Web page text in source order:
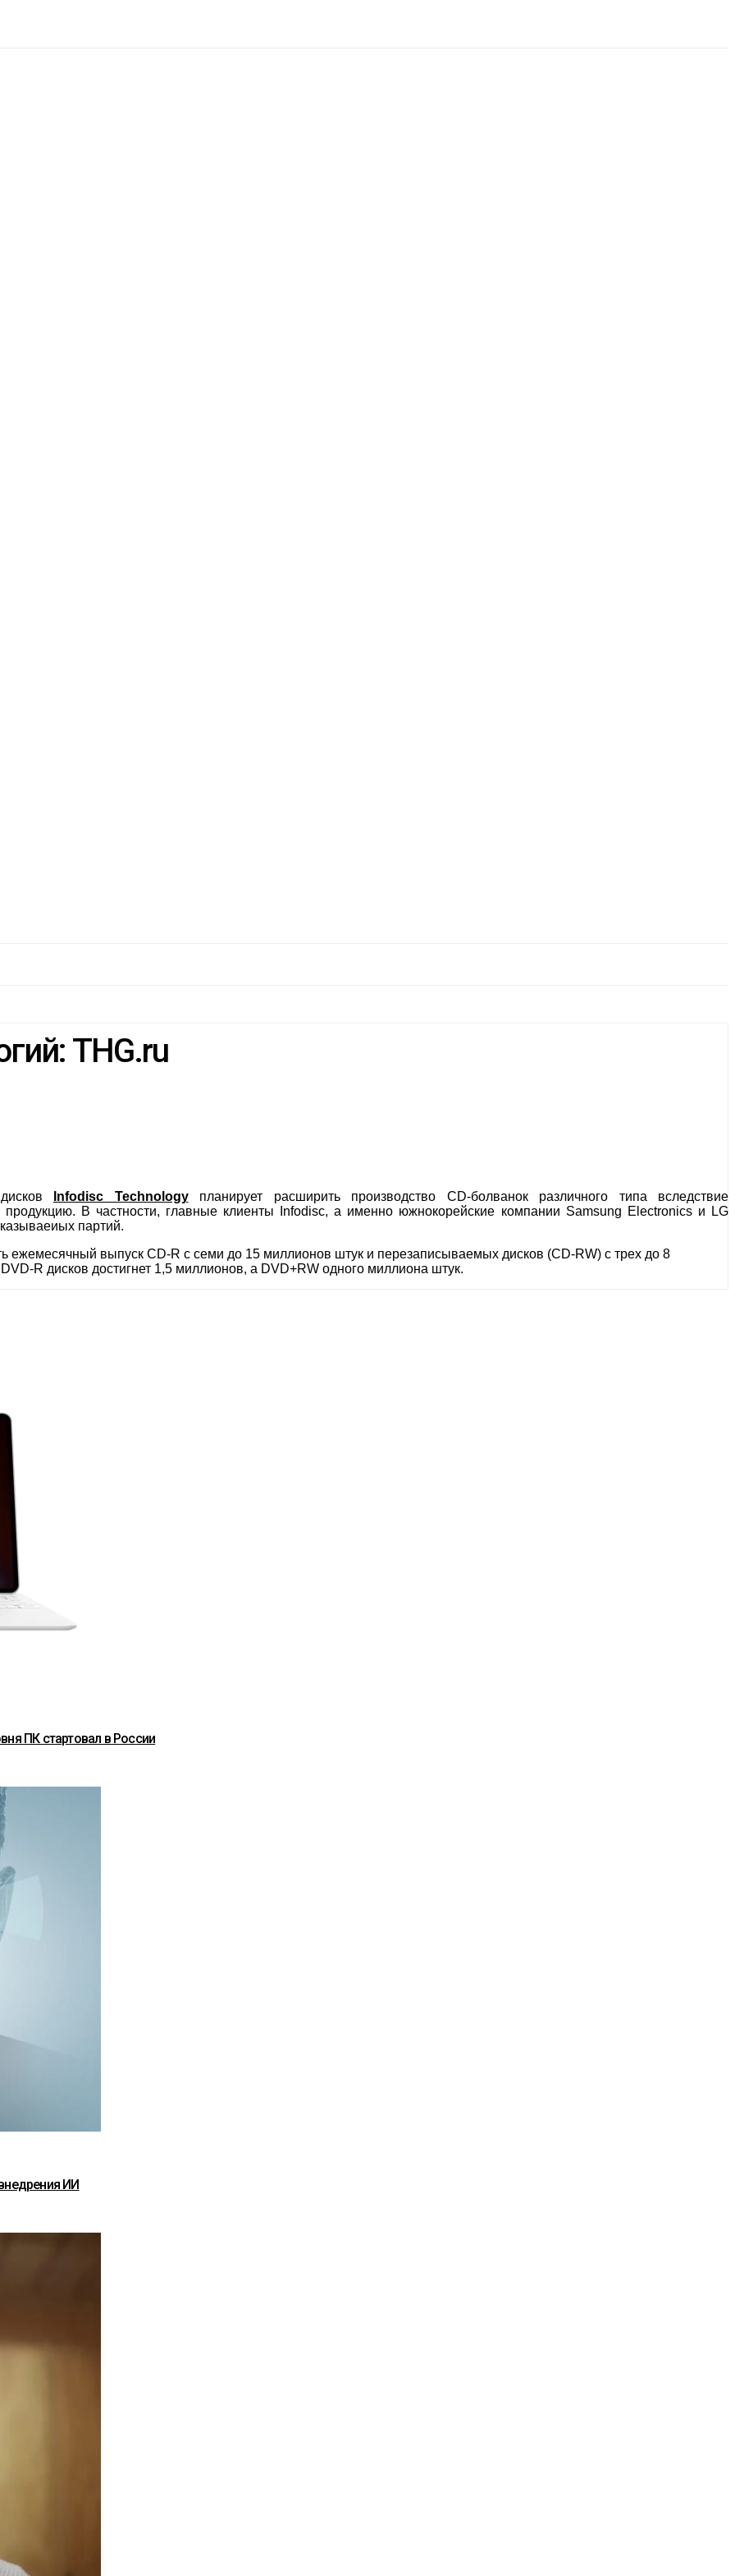
THG.ru
Infodisc Technologyпланирует расширить производство CD-болванок различного типа вследствие
В частности, главные клиенты Infodisc, а именно южнокорейские компании Samsung Electronics и LG
партий.
ежемесячный выпуск CD-R с семи до 15 миллионов штук и перезаписываемых дисков (CD-RW) с трех до 8
R дисков достигнет 1,5 миллионов, а DVD+RW одного миллиона штук.
ПК стартовал в России
ИИ